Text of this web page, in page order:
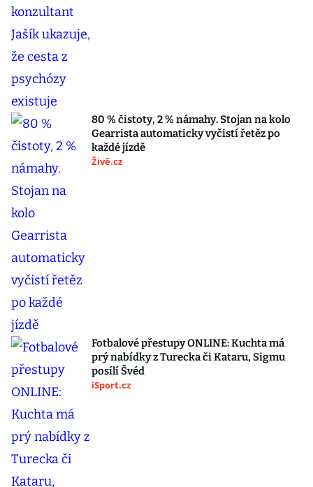
80 % čistoty, 2 % námahy. Stojan na kolo
Gearrista automaticky vyčistí řetěz po
každé jízdě
Živě.cz
Fotbalové přestupy ONLINE: Kuchta má
prý nabídky z Turecka či Kataru, Sigmu
posílí Švéd
iSport.cz